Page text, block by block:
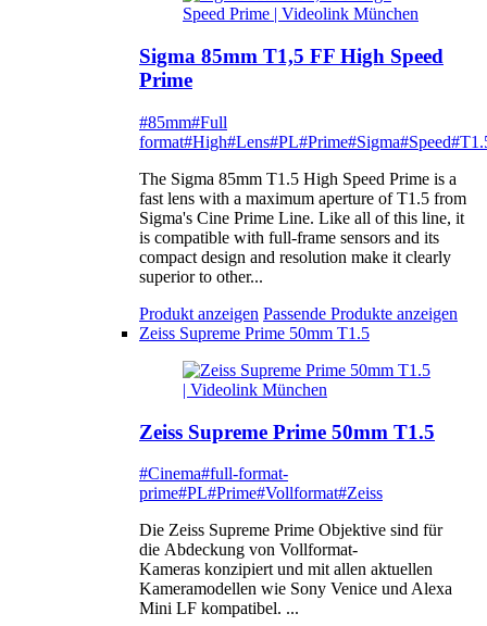
Sigma 85mm T1,5 FF High Speed
Prime
#85mm#Full
format#High#Lens#PL#Prime#Sigma#Speed
The Sigma 85mm T1.5 High Speed Prime is a
fast lens with a maximum aperture of T1.5 from
Sigma's Cine Prime Line. Like all of this line, it
is compatible with full-frame sensors and its
compact design and resolution make it clearly
superior to other...
Produkt anzeigen Passende Produkte anzeigen
Zeiss Supreme Prime 50mm T1.5
Zeiss Supreme Prime 50mm T1.5
#Cinema#full-format-
prime#PL#Prime#Vollformat#Zeiss
Die Zeiss Supreme Prime Objektive sind für
die Abdeckung von Vollformat-
Kameras konzipiert und mit allen aktuellen
Kameramodellen wie Sony Venice und Alexa
Mini LF kompatibel. ...